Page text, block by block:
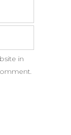
in